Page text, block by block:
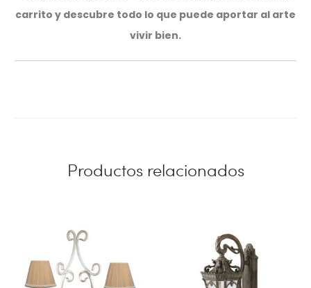
carrito y descubre todo lo que puede aportar al arte
vivir bien.
Productos relacionados